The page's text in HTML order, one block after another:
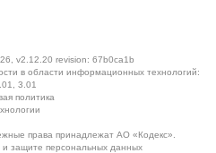
v2.12.20 revision: 67b0ca1b
в области информационных технологий:
3.01
политика
права принадлежат АО «Кодекс».
защите персональных данных